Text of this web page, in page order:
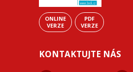
ONLINE
VERZE
PDF
VERZE
KONTAKTUJTE NÁS